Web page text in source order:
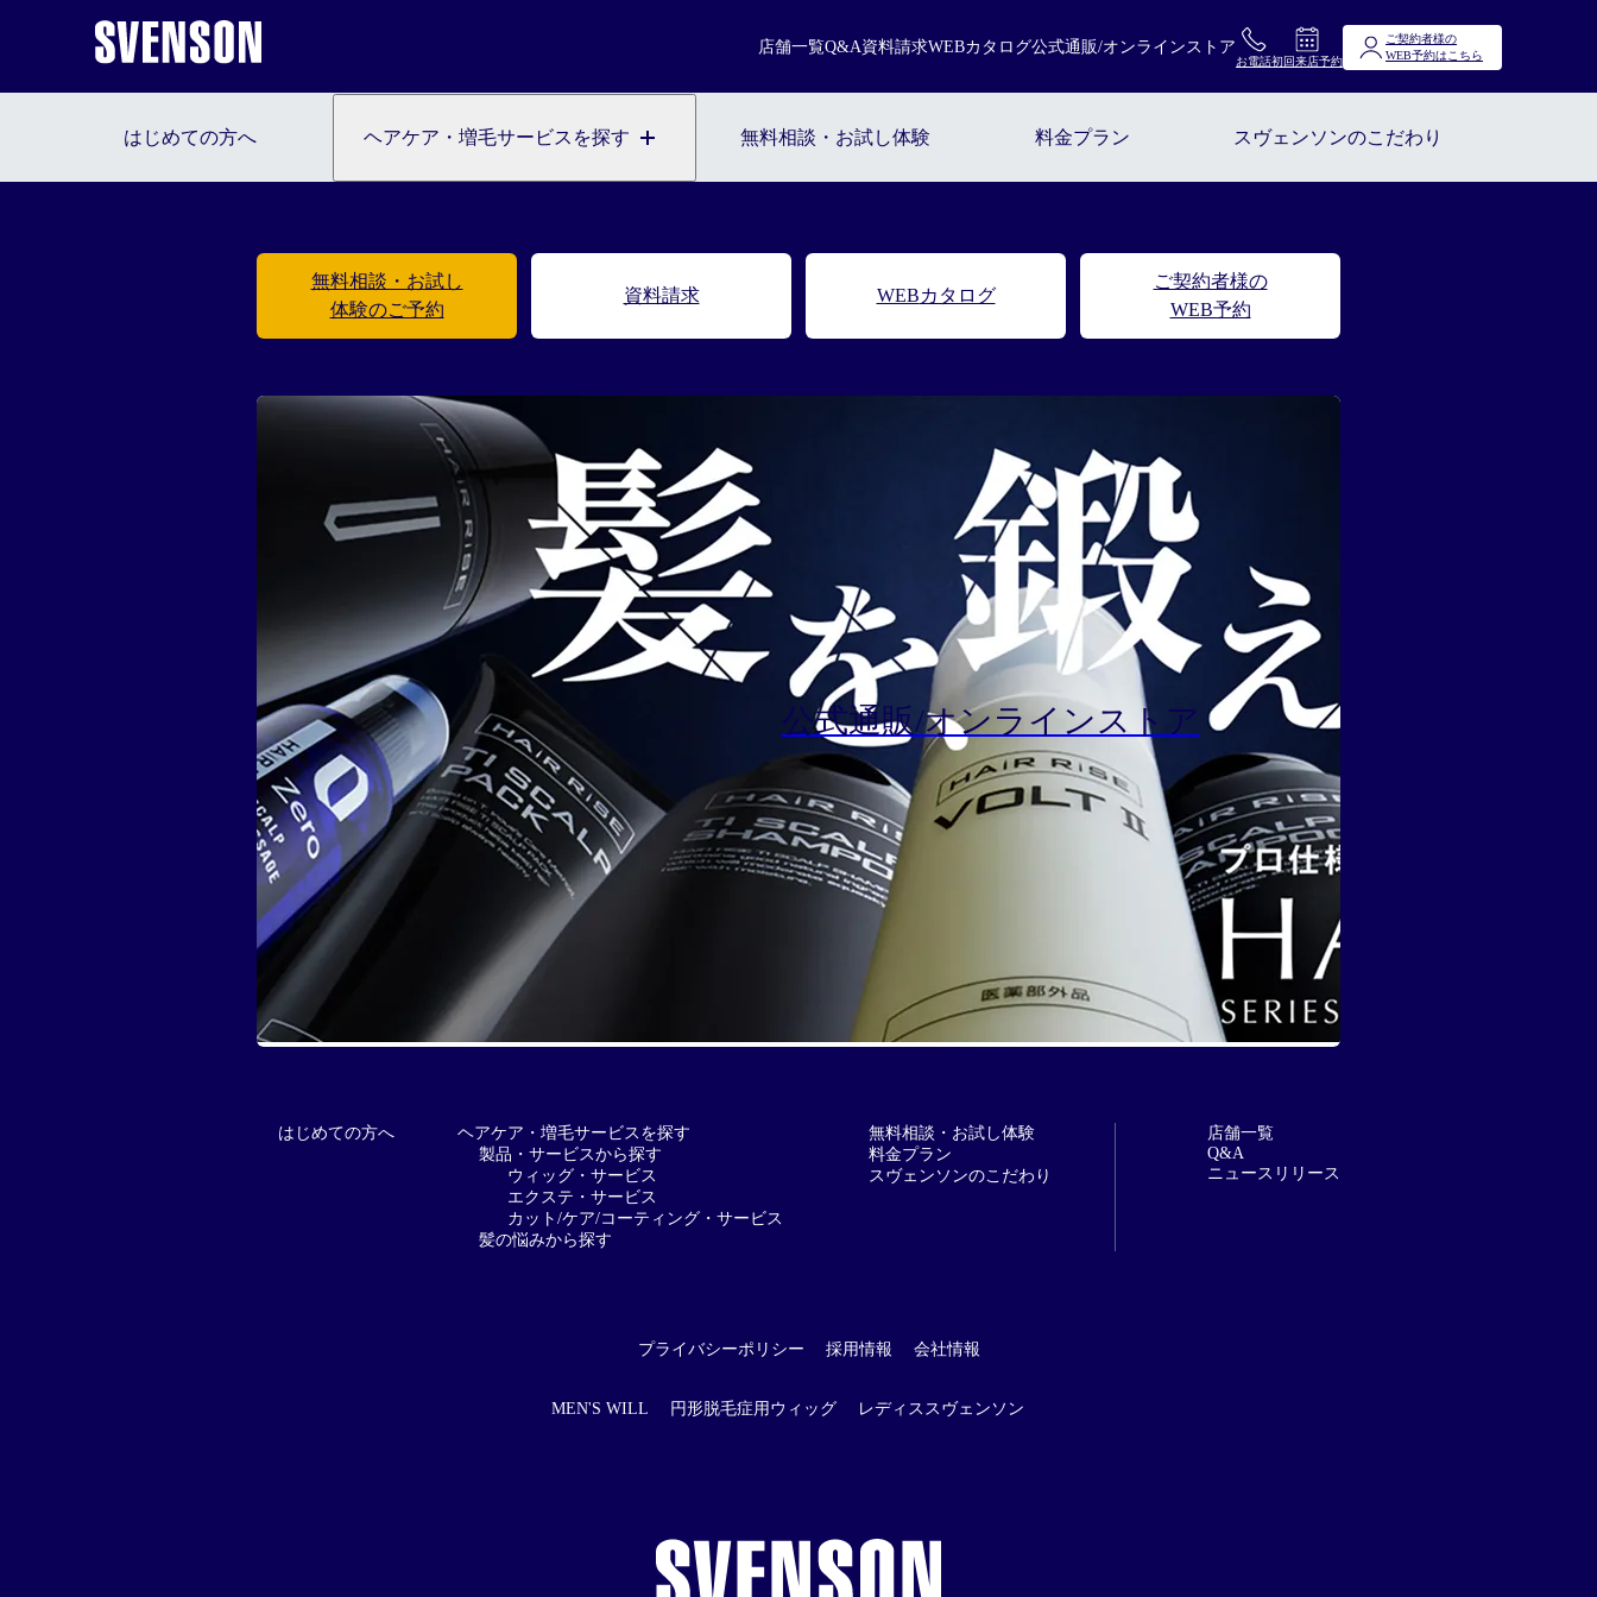
店舗一覧Q&A資料請求WEBカタログ公式通販/オンラインストア
お電話初回来店予約
ご契約者様の
WEB予約はこちら
はじめての方へ ヘアケア・増毛サービスを探す 無料相談・お試し体験 料金プラン スヴェンソンのこだわり
まずは無料相談を。お気軽にご来店ください。
0120-17-7109
ヘアケア・増毛サービスを探す
製品・サービスから探す
ウィッグ・サービス
エクステ・サービス
カット/ケア/コーティング・サービス
髪の悩みから探す
無料相談・お試し体験
WEBカタログ 公式通販/オンラインストア
Instagram Facebook YouTube
無料相談・お試し
体験のご予約
資料請求 WEBカタログ
ご契約者様の
WEB予約
公式通販/オンラインストア
はじめての方へ
ヘアケア・増毛サービスを探す
製品・サービスから探す
ウィッグ・サービス
エクステ・サービス
カット/ケア/コーティング・サービス
髪の悩みから探す
無料相談・お試し体験
料金プラン
スヴェンソンのこだわり
店舗一覧
Q&A
ニュースリリース
プライバシーポリシー 採用情報 会社情報
MEN'S WILL 円形脱毛症用ウィッグ レディススヴェンソン